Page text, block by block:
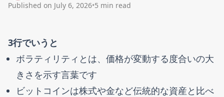
Published on July 6, 2026•5 min read
3行でいうと
ボラティリティとは、価格が変動する度合いの大
きさを示す言葉です
ビットコインは株式や金など伝統的な資産と比べ